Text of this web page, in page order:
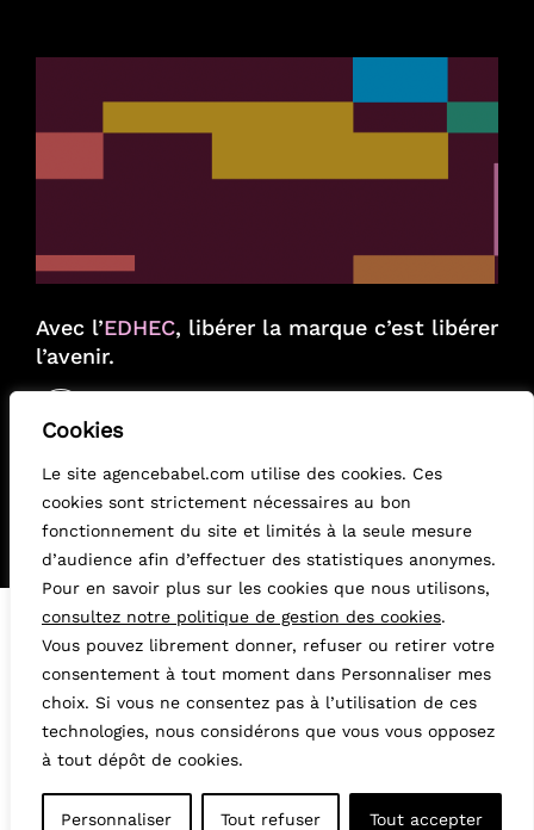
Cookies
Le site agencebabel.com utilise des cookies. Ces
cookies sont strictement nécessaires au bon
fonctionnement du site et limités à la seule mesure
d’audience afin d’effectuer des statistiques anonymes.
Pour en savoir plus sur les cookies que nous utilisons,
consultez notre politique de gestion des cookies.
Vous pouvez librement donner, refuser ou retirer votre
consentement à tout moment dans Personnaliser mes
choix. Si vous ne consentez pas à l’utilisation de ces
technologies, nous considérons que vous vous opposez
à tout dépôt de cookies.
Personnaliser Tout refuser Tout accepter
Avec l’EDHEC, libérer la marque c’est libérer
l’avenir.
+
41, rue Greneta
75002 Paris
01 53 00 10 00
Déclaration environnementale
Politique de confidentialité
Mentions légales